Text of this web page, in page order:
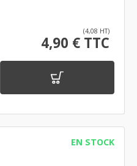
(4,08 HT)
4,90 € TTC
EN STOCK